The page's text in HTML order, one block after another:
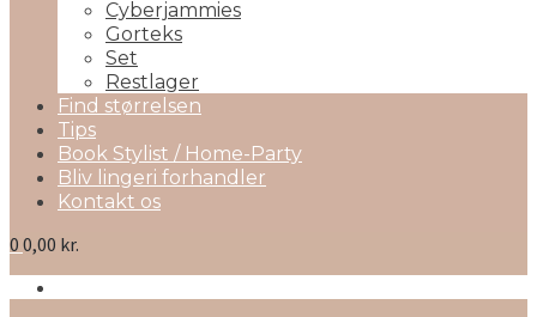
Cyberjammies
Gorteks
Set
Restlager
Find størrelsen
Tips
Book Stylist / Home-Party
Bliv lingeri forhandler
Kontakt os
0 0,00 kr.